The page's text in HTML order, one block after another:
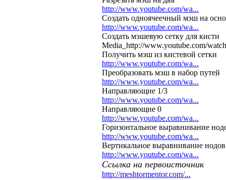
http://www.youtube.com/wa...
Создать одноячеечный мэш на
http://www.youtube.com/wa...
Создать мэшевую сетку для кисти
Media_http://www.youtube.com/
Получить мэш из кистевой сетки
http://www.youtube.com/wa...
Преобразовать мэш в набор путей
http://www.youtube.com/wa...
Направляющие 1/3
http://www.youtube.com/wa...
Направляющие 0
http://www.youtube.com/wa...
Горизонтальное выравнивание
http://www.youtube.com/wa...
Вертикальное выравнивание
http://www.youtube.com/wa...
Ссылка на первоисточник
http://meshtormentor.com/...